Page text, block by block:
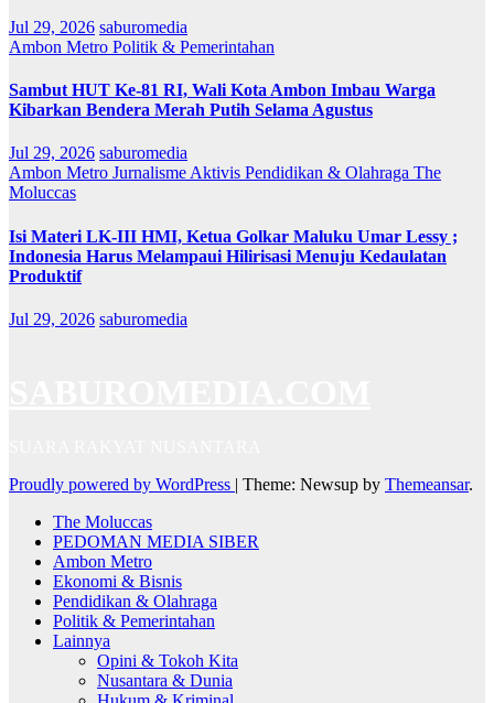
Jul 29, 2026 saburomedia
Ambon Metro Politik & Pemerintahan
Sambut HUT Ke-81 RI, Wali Kota Ambon Imbau Warga
Kibarkan Bendera Merah Putih Selama Agustus
Jul 29, 2026 saburomedia
Ambon Metro Jurnalisme Aktivis Pendidikan & Olahraga The
Moluccas
Isi Materi LK-III HMI, Ketua Golkar Maluku Umar Lessy ;
Indonesia Harus Melampaui Hilirisasi Menuju Kedaulatan
Produktif
Jul 29, 2026 saburomedia
Proudly powered by WordPress | Theme: Newsup by Themeansar.
The Moluccas
PEDOMAN MEDIA SIBER
Ambon Metro
Ekonomi & Bisnis
Pendidikan & Olahraga
Politik & Pemerintahan
Lainnya
Opini & Tokoh Kita
Nusantara & Dunia